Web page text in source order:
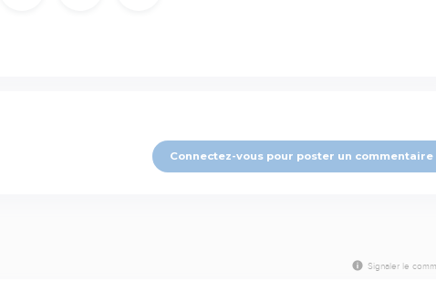
Connectez-vous pour poster un commentaire
Signaler le